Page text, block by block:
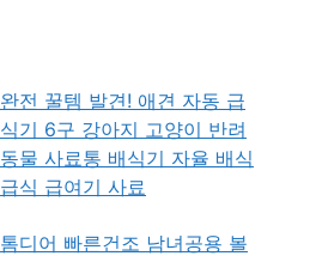
완전 꿀템 발견! 애견 자동 급
식기 6구 강아지 고양이 반려
동물 사료통 배식기 자율 배식
급식 급여기 사료
톰디어 빠른건조 남녀공용 볼